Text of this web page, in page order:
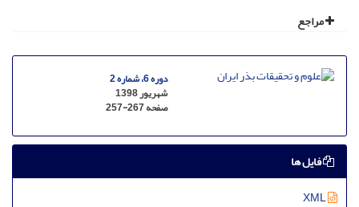
مراجع
دوره 6، شماره 2
شهریور 1398
صفحه257-267
فایل ها